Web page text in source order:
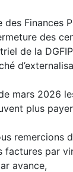
des Finances
des
de la
mars 2026
plus
remercions
factures par
avance,